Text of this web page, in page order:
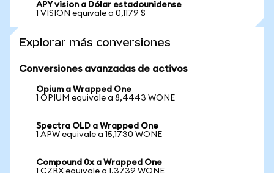
APY vision a Dólar estadounidense
1 VISION equivale a 0,1179 $
Explorar más conversiones
Conversiones avanzadas de activos
Opium a Wrapped One
1 OPIUM equivale a 8,4443 WONE
Spectra OLD a Wrapped One
1 APW equivale a 15,1730 WONE
Compound 0x a Wrapped One
1 CZRX equivale a 1,3739 WONE